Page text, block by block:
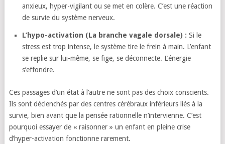
anxieux, hyper-vigilant ou se met en colère. C’est une réaction
de survie du système nerveux.
L’hypo-activation (La branche vagale dorsale) : Si le
stress est trop intense, le système tire le frein à main. L’enfant
se replie sur lui-même, se fige, se déconnecte. L’énergie
s’effondre.
Ces passages d’un état à l’autre ne sont pas des choix conscients.
Ils sont déclenchés par des centres cérébraux inférieurs liés à la
survie, bien avant que la pensée rationnelle n’intervienne. C’est
pourquoi essayer de « raisonner » un enfant en pleine crise
d’hyper-activation fonctionne rarement.